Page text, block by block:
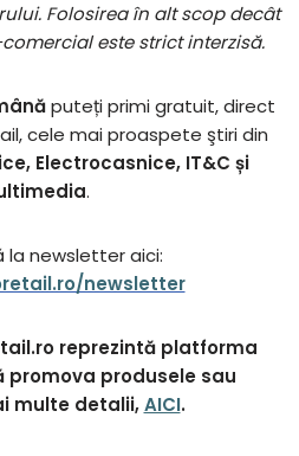
Folosirea în alt scop decât
este strict interzisă.
puteți primi gratuit, direct
cele mai proaspete ştiri din
Electrocasnice, IT&C și
.
la newsletter aici:
newsletter
reprezintă platforma
promova produsele sau
multe detalii,AICI.